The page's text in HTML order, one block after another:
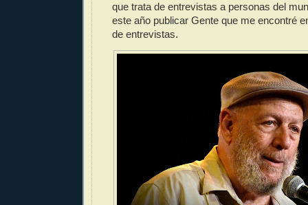
que trata de entrevistas a personas del
este año publicar Gente que me encontré
de entrevistas.